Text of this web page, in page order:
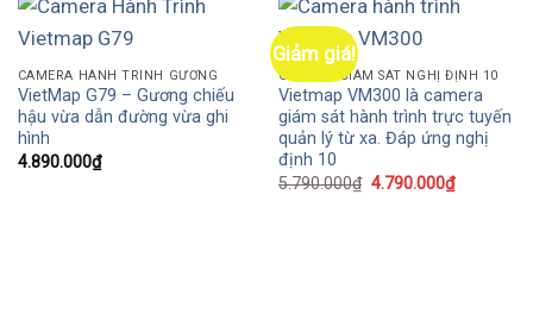
CAMERA HÀNH TRÌNH GƯƠNG
VietMap G79 – Gương chiếu
hậu vừa dẫn đường vừa ghi
hình
4.890.000₫
Giảm giá!
CAMERA GIÁM SÁT NGHỊ ĐỊNH 10
Vietmap VM300 là camera
giám sát hành trình trực tuyến
quản lý từ xa. Đáp ứng nghị
định 10
5.790.000₫ 4.790.000₫